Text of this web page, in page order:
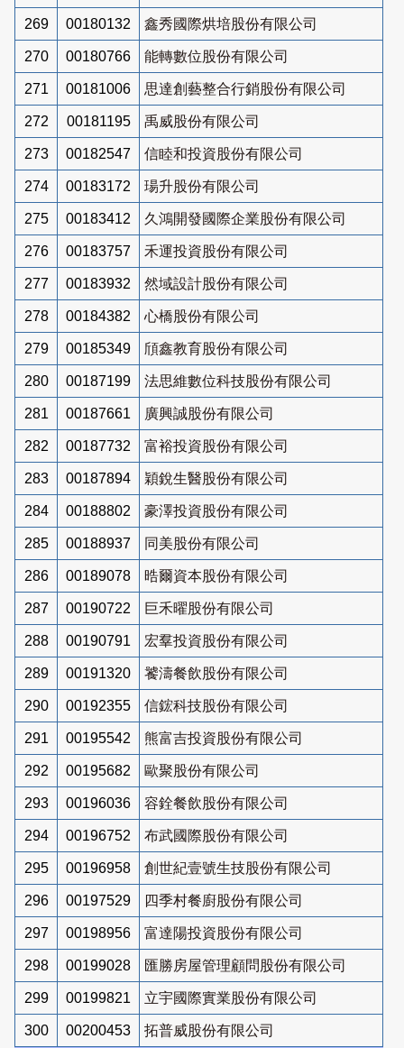
269 00180132 鑫秀國際烘培股份有限公司
270 00180766 能轉數位股份有限公司
271 00181006 思達創藝整合行銷股份有限公司
272 00181195 禹威股份有限公司
273 00182547 信睦和投資股份有限公司
274 00183172 瑒升股份有限公司
275 00183412 久鴻開發國際企業股份有限公司
276 00183757 禾運投資股份有限公司
277 00183932 然域設計股份有限公司
278 00184382 心橋股份有限公司
279 00185349 頎鑫教育股份有限公司
280 00187199 法思維數位科技股份有限公司
281 00187661 廣興誠股份有限公司
282 00187732 富裕投資股份有限公司
283 00187894 穎銳生醫股份有限公司
284 00188802 豪澤投資股份有限公司
285 00188937 同美股份有限公司
286 00189078 晧爾資本股份有限公司
287 00190722 巨禾曜股份有限公司
288 00190791 宏羣投資股份有限公司
289 00191320 饕濤餐飲股份有限公司
290 00192355 信鋐科技股份有限公司
291 00195542 熊富吉投資股份有限公司
292 00195682 歐聚股份有限公司
293 00196036 容銓餐飲股份有限公司
294 00196752 布武國際股份有限公司
295 00196958 創世紀壹號生技股份有限公司
296 00197529 四季村餐廚股份有限公司
297 00198956 富達陽投資股份有限公司
298 00199028 匯勝房屋管理顧問股份有限公司
299 00199821 立宇國際實業股份有限公司
300 00200453
拓普威股份有限公司